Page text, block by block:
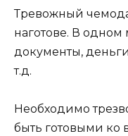
Тревожный
наготове. В
документы,
т.д.
Необходимо
быть готовыми ко